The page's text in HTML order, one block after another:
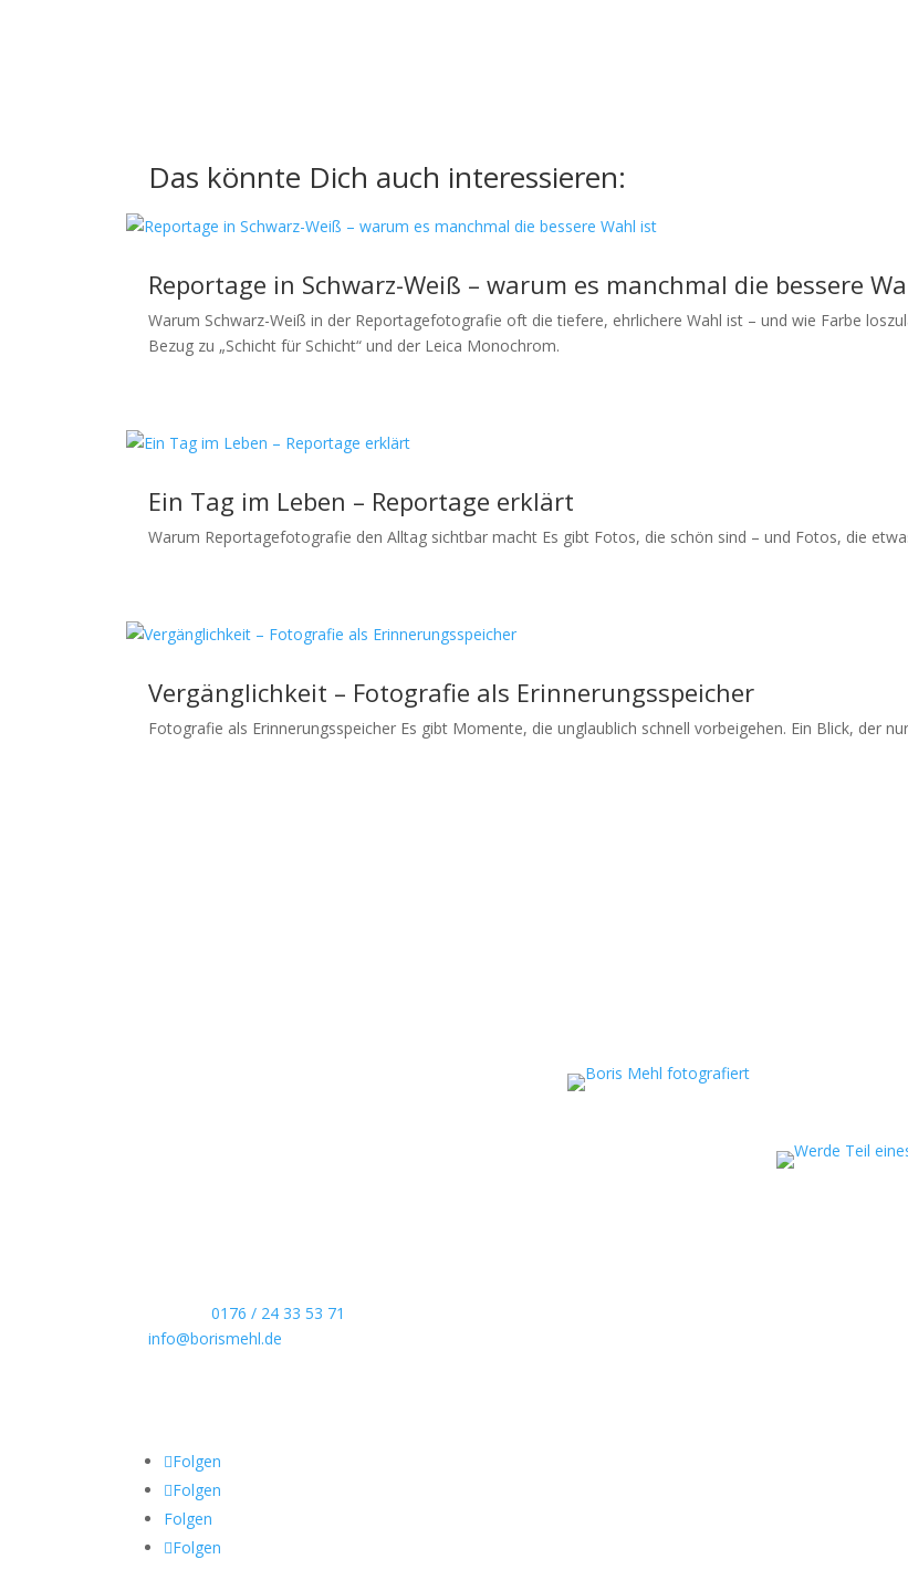
Das könnte Dich auch interessieren:
Reportage in Schwarz-Weiß – warum es manchmal die bessere
Warum Schwarz-Weiß in der Reportagefotografie oft die tiefere, ehrlichere Wahl ist – und wie Farbe
Bezug zu „Schicht für Schicht“ und der Leica Monochrom.
Ein Tag im Leben – Reportage erklärt
Warum Reportagefotografie den Alltag sichtbar macht Es gibt Fotos, die schön sind – und Fotos, die
Vergänglichkeit – Fotografie als Erinnerungsspeicher
Fotografie als Erinnerungsspeicher Es gibt Momente, die unglaublich schnell vorbeigehen. Ein Blick, der
Telefon:0176 / 24 33 53 71
info@borismehl.de
Folgen
Folgen
Folgen
Folgen